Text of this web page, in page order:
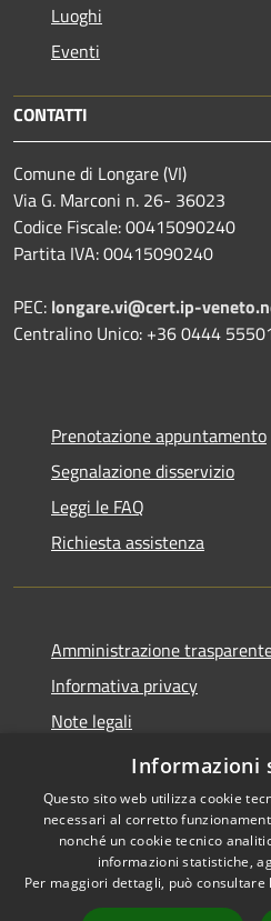
Luoghi
Eventi
CONTATTI
Comune di Longare (VI)
Via G. Marconi n. 26- 36023
Codice Fiscale: 00415090240
Partita IVA: 00415090240
PEC: longare.vi@cert.ip-
Centralino Unico: +36 0444
Prenotazione appuntamento
Segnalazione disservizio
Leggi le FAQ
Richiesta assistenza
Amministrazione
Informativa privacy
Note legali
Dichiarazione di accessibilità
Accessibilità
Informazioni
Questo sito web utilizza cookie
necessari al corretto
nonché un cookie tecnico
informazioni statistiche,
Per maggiori dettagli, può consultare